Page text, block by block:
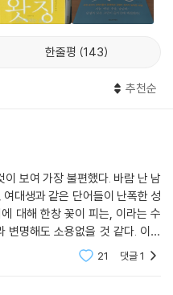
한줄평 143
추천순
보여 가장 불편했다. 바람 난 남
대생과 같은 단어들이 난폭한 성
대해 한창 꽃이 피는, 이라는 수
변명해도 소용없을 것 같다. 이미
를 쓰는 것 자체가 문제적 행위라
21 댓글1